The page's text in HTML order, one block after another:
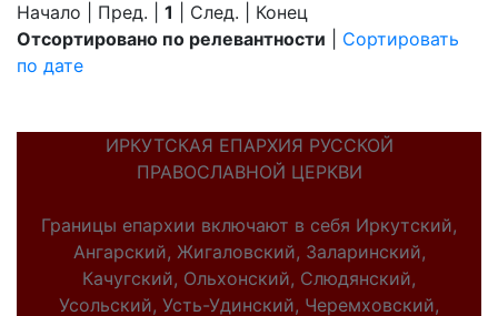
Начало | Пред. | 1 | След. | Конец
Отсортировано по релевантности
Сортировать
по дате
ИРКУТСКАЯ ЕПАРХИЯ РУССКОЙ
ПРАВОСЛАВНОЙ ЦЕРКВИ
Границы епархии включают в себя Иркутский,
Ангарский, Жигаловский, Заларинский,
Качугский, Ольхонский, Слюдянский,
Усольский, Усть-Удинский, Черемховский,